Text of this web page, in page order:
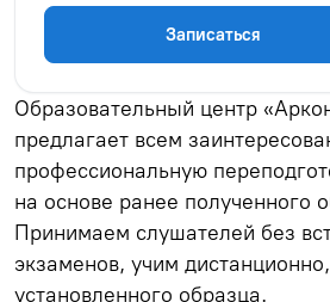
Записаться
Образовательный центр
предлагает всем
профессиональную
на основе ранее полученного
Принимаем слушателей без
экзаменов, учим
установленного образца.